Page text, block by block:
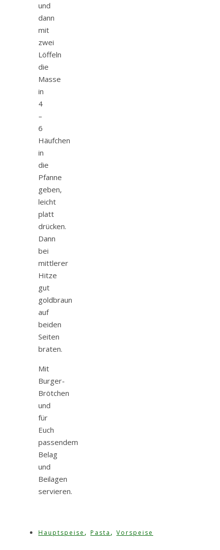
und
dann
mit
zwei
Löffeln
die
Masse
in
4
–
6
Häufchen
in
die
Pfanne
geben,
leicht
platt
drücken.
Dann
bei
mittlerer
Hitze
gut
goldbraun
auf
beiden
Seiten
braten.
Mit
Burger-
Brötchen
und
für
Euch
passendem
Belag
und
Beilagen
servieren.
Hauptspeise , Pasta , Vorspeise